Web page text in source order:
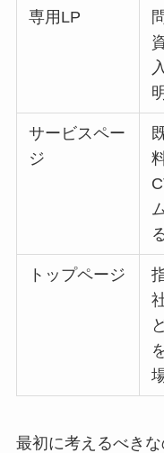
専用LP
サービスペー
ジ
トップページ
最初に考えるべき